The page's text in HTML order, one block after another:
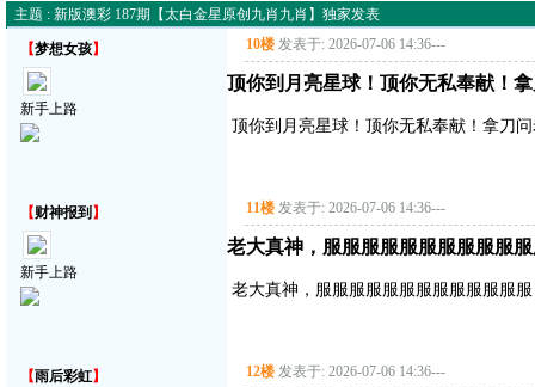
主题 : 新版澳彩 187期【太白金星原创九肖九肖】独家发表
【梦想女孩】
新手上路
10楼 发表于: 2026-07-06 14:36---
顶你到月亮星球！顶你无私奉献！
顶你到月亮星球！顶你无私奉献！拿刀
【财神报到 】
新手上路
11楼 发表于: 2026-07-06 14:36---
老大真神，服服服服服服服服服服
老大真神，服服服服服服服服服服服服服
【雨后彩虹】 12楼 发表于: 2026-07-06 14:36---